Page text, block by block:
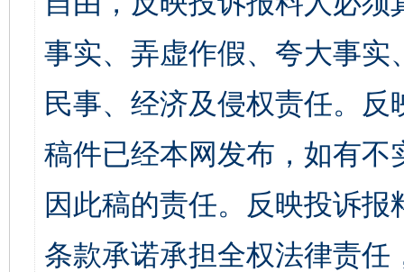
事实、弄虚作假、夸大事
民事、经济及侵权责任。
稿件已经本网发布，如有
因此稿的责任。反映投诉
条款承诺承担全权法律责